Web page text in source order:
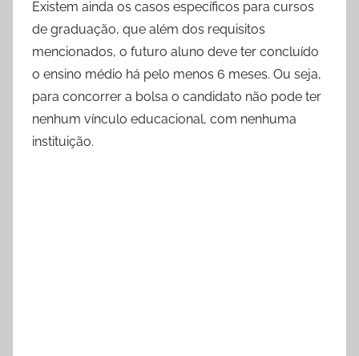
Existem ainda os casos específicos para cursos
de graduação, que além dos requisitos
mencionados, o futuro aluno deve ter concluído
o ensino médio há pelo menos 6 meses. Ou seja,
para concorrer a bolsa o candidato não pode ter
nenhum vínculo educacional, com nenhuma
instituição.